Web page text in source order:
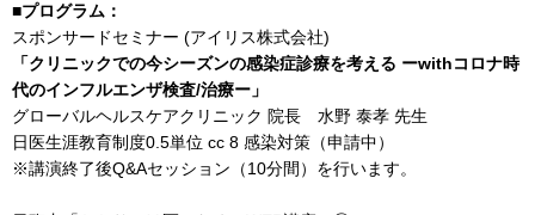
■プログラム：
スポンサードセミナー (アイリス株式会社)
「クリニックでの今シーズンの感染症診療を考える ーwithコロナ時
代のインフルエンザ検査/治療ー」
グローバルヘルスケアクリニック 院長 水野 泰孝 先生
日医生涯教育制度0.5単位 cc 8 感染対策（申請中）
※講演終了後Q&Aセッション（10分間）を行います。